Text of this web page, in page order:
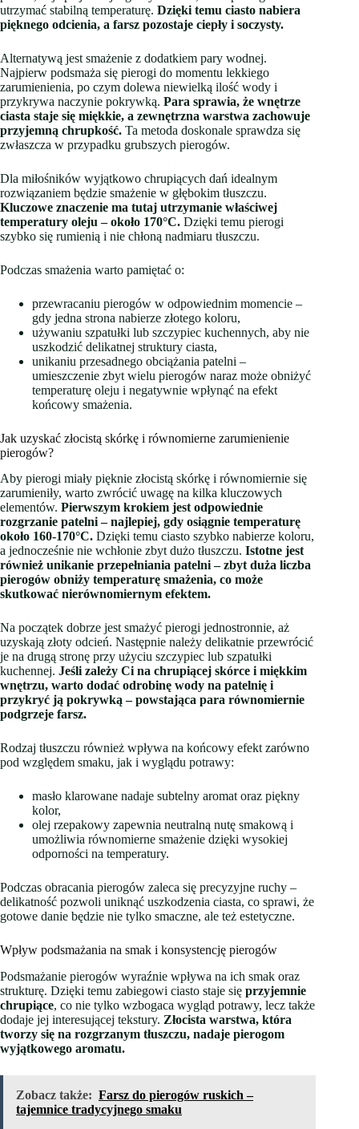
utrzymać stabilną temperaturę. Dzięki temu ciasto nabiera
pięknego odcienia, a farsz pozostaje ciepły i soczysty.
Alternatywą jest smażenie z dodatkiem pary wodnej.
Najpierw podsmaża się pierogi do momentu lekkiego
zarumienienia, po czym dolewa niewielką ilość wody i
przykrywa naczynie pokrywką. Para sprawia, że wnętrze
ciasta staje się miękkie, a zewnętrzna warstwa zachowuje
przyjemną chrupkość. Ta metoda doskonale sprawdza się
zwłaszcza w przypadku grubszych pierogów.
Dla miłośników wyjątkowo chrupiących dań idealnym
rozwiązaniem będzie smażenie w głębokim tłuszczu.
Kluczowe znaczenie ma tutaj utrzymanie właściwej
temperatury oleju – około 170°C. Dzięki temu pierogi
szybko się rumienią i nie chłoną nadmiaru tłuszczu.
Podczas smażenia warto pamiętać o:
przewracaniu pierogów w odpowiednim momencie –
gdy jedna strona nabierze złotego koloru,
używaniu szpatułki lub szczypiec kuchennych, aby nie
uszkodzić delikatnej struktury ciasta,
unikaniu przesadnego obciążania patelni –
umieszczenie zbyt wielu pierogów naraz może obniżyć
temperaturę oleju i negatywnie wpłynąć na efekt
końcowy smażenia.
Jak uzyskać złocistą skórkę i równomierne zarumienienie
pierogów?
Aby pierogi miały pięknie złocistą skórkę i równomiernie się
zarumieniły, warto zwrócić uwagę na kilka kluczowych
elementów. Pierwszym krokiem jest odpowiednie
rozgrzanie patelni – najlepiej, gdy osiągnie temperaturę
około 160-170°C. Dzięki temu ciasto szybko nabierze koloru,
a jednocześnie nie wchłonie zbyt dużo tłuszczu. Istotne jest
również unikanie przepełniania patelni – zbyt duża liczba
pierogów obniży temperaturę smażenia, co może
skutkować nierównomiernym efektem.
Na początek dobrze jest smażyć pierogi jednostronnie, aż
uzyskają złoty odcień. Następnie należy delikatnie przewrócić
je na drugą stronę przy użyciu szczypiec lub szpatułki
kuchennej. Jeśli zależy Ci na chrupiącej skórce i miękkim
wnętrzu, warto dodać odrobinę wody na patelnię i
przykryć ją pokrywką – powstająca para równomiernie
podgrzeje farsz.
Rodzaj tłuszczu również wpływa na końcowy efekt zarówno
pod względem smaku, jak i wyglądu potrawy:
masło klarowane nadaje subtelny aromat oraz piękny
kolor,
olej rzepakowy zapewnia neutralną nutę smakową i
umożliwia równomierne smażenie dzięki wysokiej
odporności na temperatury.
Podczas obracania pierogów zaleca się precyzyjne ruchy –
delikatność pozwoli uniknąć uszkodzenia ciasta, co sprawi, że
gotowe danie będzie nie tylko smaczne, ale też estetyczne.
Wpływ podsmażania na smak i konsystencję pierogów
Podsmażanie pierogów wyraźnie wpływa na ich smak oraz
strukturę. Dzięki temu zabiegowi ciasto staje się przyjemnie
chrupiące, co nie tylko wzbogaca wygląd potrawy, lecz także
dodaje jej interesującej tekstury. Złocista warstwa, która
tworzy się na rozgrzanym tłuszczu, nadaje pierogom
wyjątkowego aromatu.
Zobacz także: Farsz do pierogów ruskich –
tajemnice tradycyjnego smaku